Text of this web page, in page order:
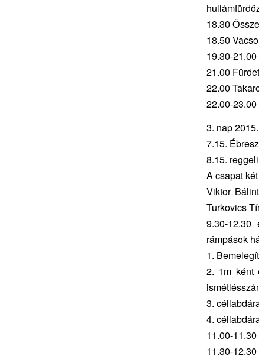
18.30
18.50
19.30-
21.00
22.00
22.00-
3. nap
7.15.
8.15.
A csapat
Viktor
Turkovics
9.30-
rámpások
1.
2. 1m ként
3.
4.
11.00-
11.30-